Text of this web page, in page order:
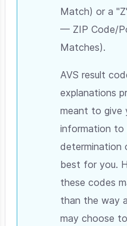
Match) or a
— ZIP Code/
Matches).
AVS result
explanations
meant to give
information to
determination
best for you.
these codes
than the way
may choose